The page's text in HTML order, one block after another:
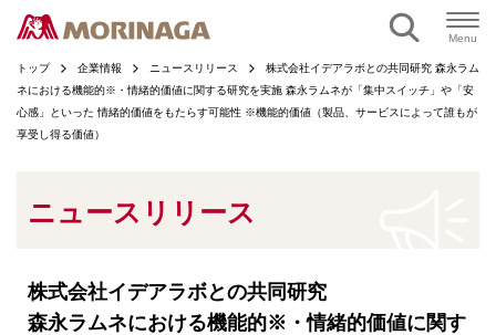
Menu
トップ 企業情報 ニュースリリース
株式会社イデアラボとの共同研究 森永ラム
ネにおける機能的※・情緒的価値に関する研究を実施 森永ラムネが「集中スイッチ」や「安
心感」といった 情緒的価値をもたらす可能性 ※機能的価値（製品、サービスによって誰もが
享受し得る価値）
ニュースリリース
株式会社イデアラボとの共同研究
森永ラムネにおける機能的※・情緒的価値に関す